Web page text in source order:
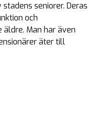
seniorer. Deras
och
Man har även
äter till